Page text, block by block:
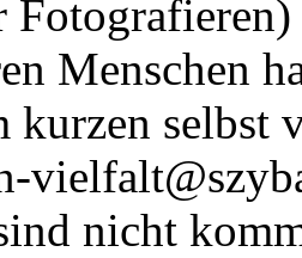
Menschen
kurzen selbst
nicht